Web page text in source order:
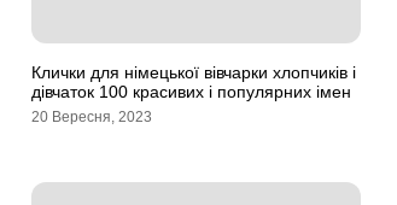
Клички для німецької вівчарки хлопчиків і
дівчаток 100 красивих і популярних імен
20 Вересня, 2023